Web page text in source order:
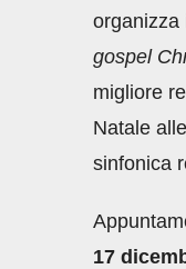
organizza
gospel
migliore
Natale
sinfonica
17